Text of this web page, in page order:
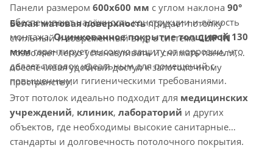
Панели размером 600x600 мм с углом наклона 90°
обеспечивают надёжность конструкции и лёгкость
монтажа.Оцинкованное покрытие толщиной 130
мкмгарантирует высокую защиту от коррозии, что
делает потолок идеальным для помещений с
повышенными гигиеническими требованиями.
Белая матовая поверхностьпридаёт потолку
стильный и современный вид, а системаCLIP IN
позволяет легко устанавливать и снимать панели,
обеспечивая удобный доступ к запотолочному
пространству.
Этот потолок идеально подходит для медицинских
учреждений, клиник, лабораторий и других
объектов, где необходимы высокие санитарные
стандарты и долговечность потолочного покрытия.